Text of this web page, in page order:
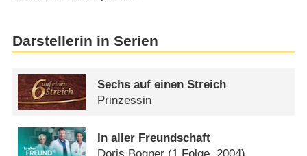
Darstellerin in Serien
Sechs auf einen Streich
Prinzessin
In aller Freundschaft